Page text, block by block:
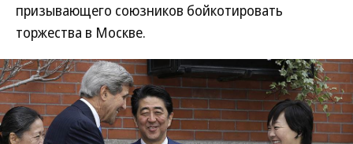
призывающего союзников бойкотировать
торжества в Москве.